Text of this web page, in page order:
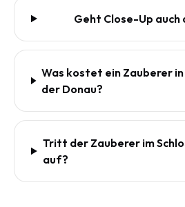
Geht Close-Up auch
Was kostet ein Zauberer
der Donau?
Tritt der Zauberer im
auf?